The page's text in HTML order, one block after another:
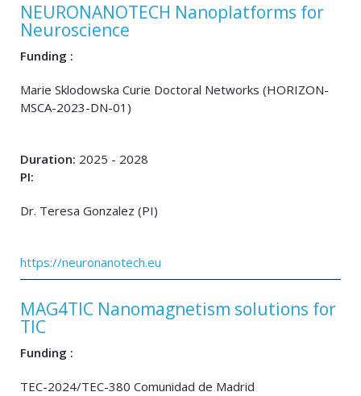
NEURONANOTECH Nanoplatforms for
Neuroscience
Funding :
Marie Sklodowska Curie Doctoral Networks (HORIZON-
MSCA-2023-DN-01)
Duration: 2025 - 2028
PI:
Dr. Teresa Gonzalez (PI)
https://neuronanotech.eu
MAG4TIC Nanomagnetism solutions for
TIC
Funding :
TEC-2024/TEC-380 Comunidad de Madrid